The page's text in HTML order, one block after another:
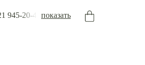
945-20-45 показать